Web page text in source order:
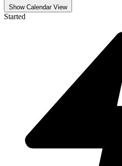
Show Calendar View
Started